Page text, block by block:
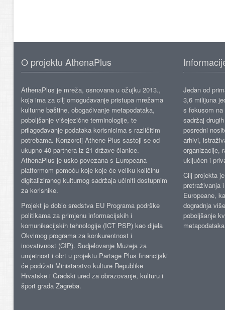
O projektu AthenaPlus
AthenaPlus je mreža, osnovana u ožujku 2013.,
koja ima za cilj omogućavanje pristupa mrežama
kulturne baštine, obogaćivanje metapodataka,
poboljšanje višejezične terminologije, te
prilagođavanje podataka korisnicima s različitim
potrebama. Konzorcij Athene Plus sastoji se od
ukupno 40 partnera iz 21 države članice.
AthenaPlus je usko povezana s Europeana
platformom pomoću koje koje će veliku količinu
digitaliziranog kulturnog sadržaja učiniti dostupnim
za korisnike.
Projekt je dobio sredstva EU Programa podrške
politikama za primjenu informacijskih i
komunikacijskih tehnologije (ICT PSP) kao dijela
Okvirnog programa za konkurentnost i
inovativnost (CIP). Sudjelovanje Muzeja za
umjetnost i obrt u projektu Partage Plus financijski
će podržati Ministarstvo kulture Republike
Hrvatske i Gradski ured za obrazovanje, kulturu i
šport grada Zagreba.
Jedan od
3,6 milijuna
s fokusom
sadržaj
posredni
arhivi,
organizacije,
uključen i
Cilj projekta
pretraživanja
Europeane,
dogradnja
poboljšanje